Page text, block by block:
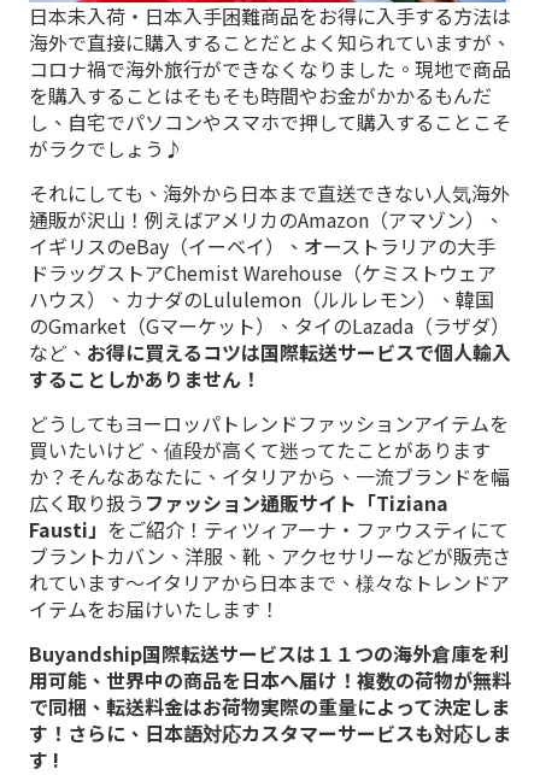
日本未入荷・日本入手困難商品をお得に入手する方法は
海外で直接に購入することだとよく知られていますが、
コロナ禍で海外旅行ができなくなりました。現地で商品
を購入することはそもそも時間やお金がかかるもんだ
し、自宅でパソコンやスマホで押して購入することこそ
がラクでしょう♪
それにしても、海外から日本まで直送できない人気海外
通販が沢山！例えばアメリカのAmazon（アマゾン）、
イギリスのeBay（イーベイ）、オーストラリアの大手
ドラッグストアChemist Warehouse（ケミストウェア
ハウス）、カナダのLululemon（ルルレモン）、韓国
のGmarket（Gマーケット）、タイのLazada（ラザダ）
など、 お得に買えるコツは国際転送サービスで個人輸入
することしかありません！
どうしてもヨーロッパトレンドファッションアイテムを
買いたいけど、値段が高くて迷ってたことがあります
か？そんなあなたに、イタリアから、一流ブランドを幅
広く取り扱う ファッション通販サイト「Tiziana
Fausti」 をご紹介！ティツィアーナ・ファウスティにて
ブラントカバン、洋服、靴、アクセサリーなどが販売さ
れています～イタリアから日本まで、様々なトレンドア
イテムをお届けいたします！
Buyandship国際転送サービスは１１つの海外倉庫を利
用可能、世界中の商品を日本へ届け！複数の荷物が無料
で同梱、転送料金はお荷物実際の重量によって決定しま
す！さらに、日本語対応カスタマーサービスも対応しま
す !